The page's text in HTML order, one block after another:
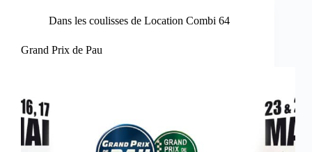
Dans les coulisses de Location Combi 64
Grand Prix de Pau